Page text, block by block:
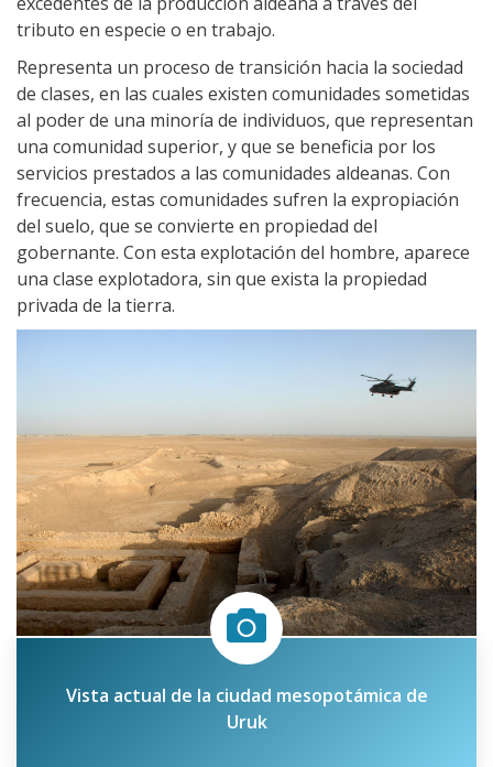
tributo en especie o en trabajo.
Representa un proceso de transición hacia la sociedad
de clases, en las cuales existen comunidades sometidas
al poder de una minoría de individuos, que representan
una comunidad superior, y que se beneficia por los
servicios prestados a las comunidades aldeanas. Con
frecuencia, estas comunidades sufren la expropiación
del suelo, que se convierte en propiedad del
gobernante. Con esta explotación del hombre, aparece
una clase explotadora, sin que exista la propiedad
privada de la tierra.
Vista actual de la ciudad mesopotámica de
Uruk